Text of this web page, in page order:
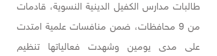
طالبات مدارس الكفيل الدينية النسوية، قادمات
من 9 محافظات، ضمن منافسات علمية امتدت
على مدى يومين وشهدت فعالياتها تنظيم